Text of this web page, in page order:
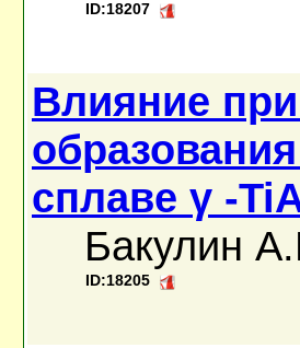
ID:18207
Влияние
сплавe γ -
Бакулин
ID:18205